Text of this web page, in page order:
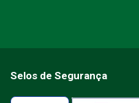
Selos de Segurança